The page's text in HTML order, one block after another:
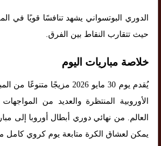
الدوري البوتسواني يشهد تنافسًا قويًا في
حيث تتقارب النقاط بين الفرق.
خلاصة مباريات اليوم
يُقدم يوم 30 مايو 2026 مزيجًا
الأوروبية المنتظرة والعديد من
العالم. من نهائي دوري أبطال أوروبا إلى
يمكن لعشاق الكرة متابعة يوم كروي كامل